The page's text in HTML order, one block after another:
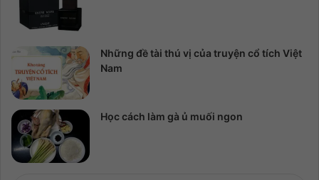
Những đề tài thú vị của truyện cổ tích Việt
Nam
Học cách làm gà ủ muối ngon